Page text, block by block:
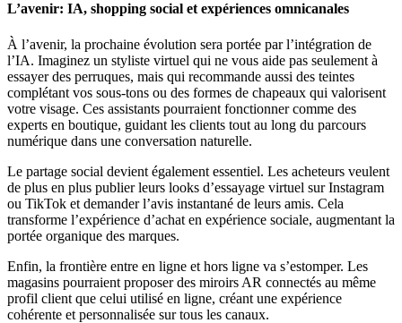
L’avenir: IA, shopping social et expériences omnicanales
À l’avenir, la prochaine évolution sera portée par l’intégration de
l’IA. Imaginez un styliste virtuel qui ne vous aide pas seulement à
essayer des perruques, mais qui recommande aussi des teintes
complétant vos sous-tons ou des formes de chapeaux qui valorisent
votre visage. Ces assistants pourraient fonctionner comme des
experts en boutique, guidant les clients tout au long du parcours
numérique dans une conversation naturelle.
Le partage social devient également essentiel. Les acheteurs veulent
de plus en plus publier leurs looks d’essayage virtuel sur Instagram
ou TikTok et demander l’avis instantané de leurs amis. Cela
transforme l’expérience d’achat en expérience sociale, augmentant la
portée organique des marques.
Enfin, la frontière entre en ligne et hors ligne va s’estomper. Les
magasins pourraient proposer des miroirs AR connectés au même
profil client que celui utilisé en ligne, créant une expérience
cohérente et personnalisée sur tous les canaux.